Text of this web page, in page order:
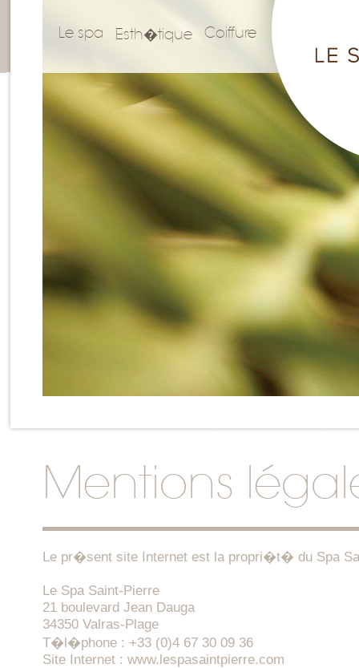
Le spa Esth�tique Coiffure
Mentions
Le pr�sent site Internet est la propri�t� du Spa
Le Spa Saint-Pierre
21 boulevard Jean Dauga
34350 Valras-Plage
T�l�phone : +33 (0)4 67 30 09 36
Site Internet : www.lespasaintpierre.com